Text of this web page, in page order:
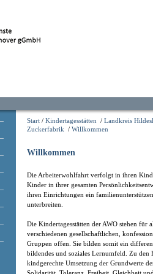
Start / Kindertagesstätten / Landkreis
Zuckerfabrik / Willkommen
Willkommen
Die Arbeiterwohlfahrt verfolgt in ihren
Kinder in ihrer gesamten
ihren Einrichtungen ein
unterbreiten.
Die Kindertagesstätten der AWO stehen für
verschiedenen gesellschaftlichen,
Gruppen offen. Sie bilden somit ein
bildendes und soziales Lernumfeld. Zu den
kindgerechte Umsetzung der Grundwerte